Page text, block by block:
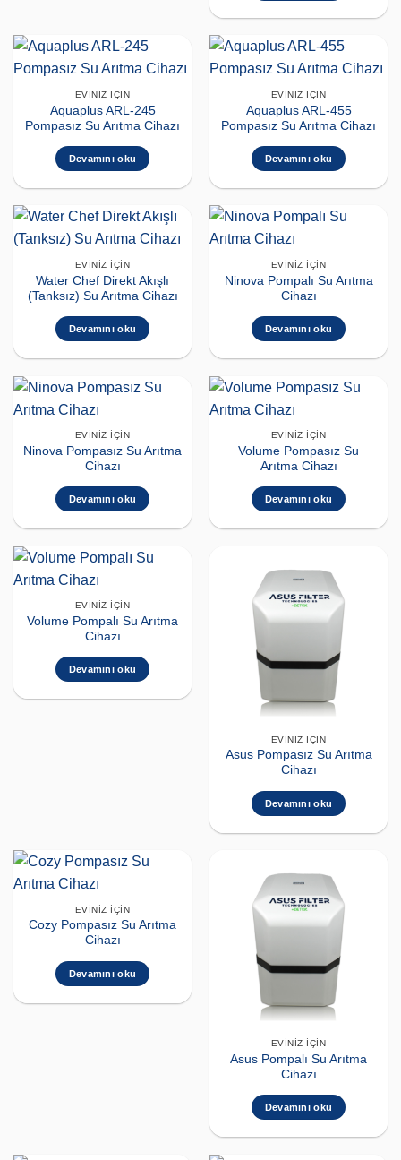
EVINIZ İÇIN
Aquaplus ARL-245
Pompasız Su Arıtma Cihazı
Devamını oku
EVINIZ İÇIN
Aquaplus ARL-455
Pompasız Su Arıtma Cihazı
Devamını oku
EVINIZ İÇIN
Water Chef Direkt Akışlı
(Tanksız) Su Arıtma Cihazı
Devamını oku
EVINIZ İÇIN
Ninova Pompalı Su Arıtma
Cihazı
Devamını oku
EVINIZ İÇIN
Ninova Pompasız Su Arıtma
Cihazı
Devamını oku
EVINIZ İÇIN
Volume Pompasız Su
Arıtma Cihazı
Devamını oku
EVINIZ İÇIN
Volume Pompalı Su Arıtma
Cihazı
Devamını oku
EVINIZ İÇIN
Asus Pompasız Su Arıtma
Cihazı
Devamını oku
EVINIZ İÇIN
Cozy Pompasız Su Arıtma
Cihazı
Devamını oku
EVINIZ İÇIN
Asus Pompalı Su Arıtma
Cihazı
Devamını oku